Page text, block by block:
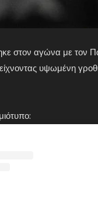
στον αγώνα με τον
υψωμένη